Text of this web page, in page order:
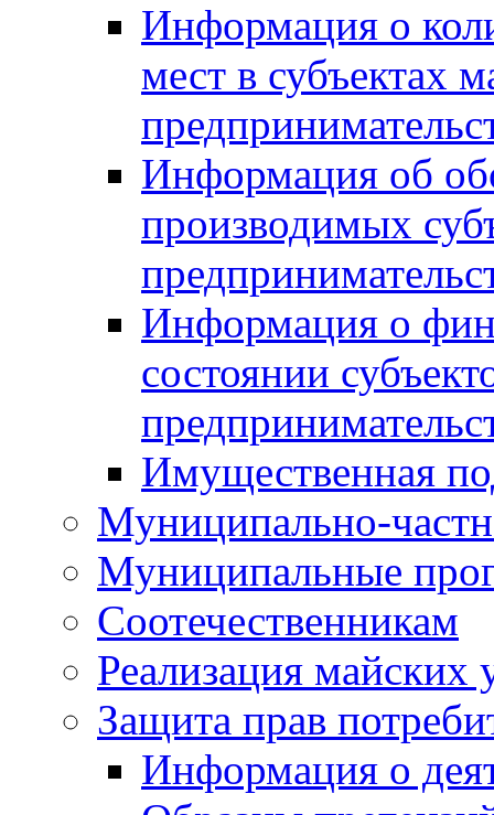
Информация о
мест в субъектах
Информация об
производимых
Информация о
состоянии
Имущественная
Муниципально-
Муниципальные
Соотечественникам
Реализация майских
Защита прав
Информация о